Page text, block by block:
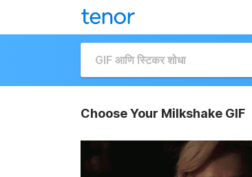
Choose Your Milkshake GIF